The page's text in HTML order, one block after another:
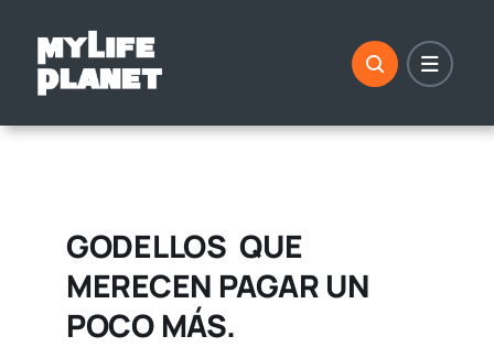
contenido
GODELLOS QUE
MERECEN PAGAR UN
POCO MÁS.